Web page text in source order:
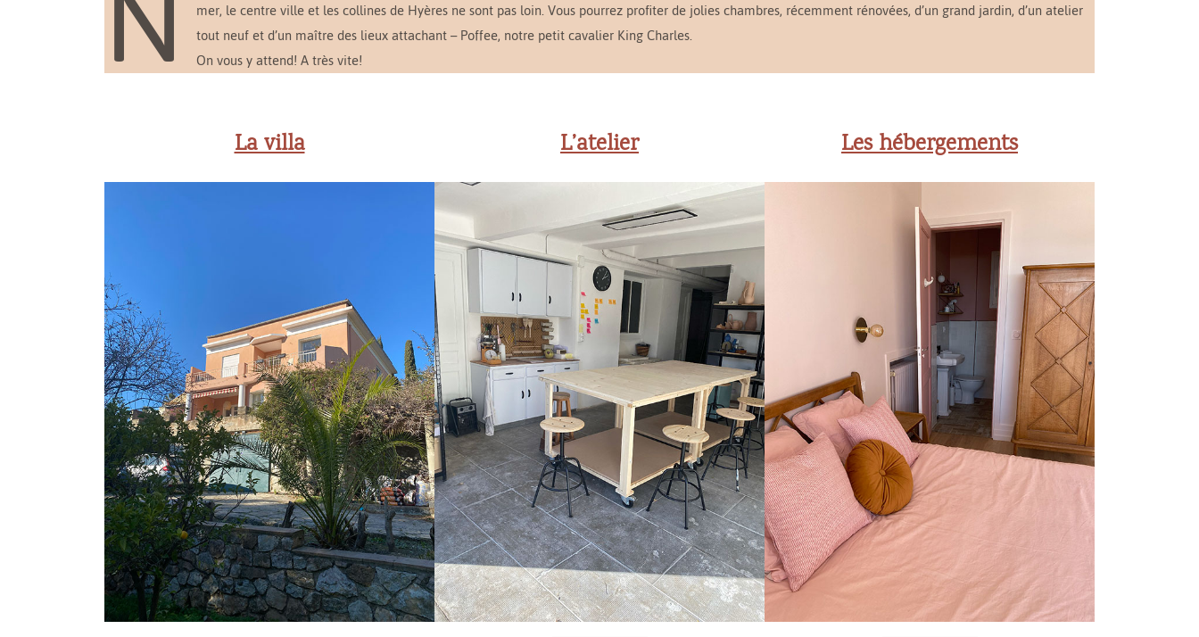
mer, le centre ville et les collines de Hyères ne sont pas loin. Vous pourrez profiter de jolies chambres, récemment rénovées, d’un grand jardin, d’un atelier
tout neuf et d’un maître des lieux attachant – Poffee, notre petit cavalier King Charles.
On vous y attend! A très vite!
La villa L’atelier Les hébergements